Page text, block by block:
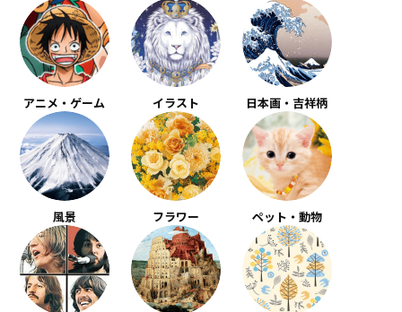
アニメ・ゲーム イラスト 日本画・吉祥柄
風景 フラワー ペット・動物